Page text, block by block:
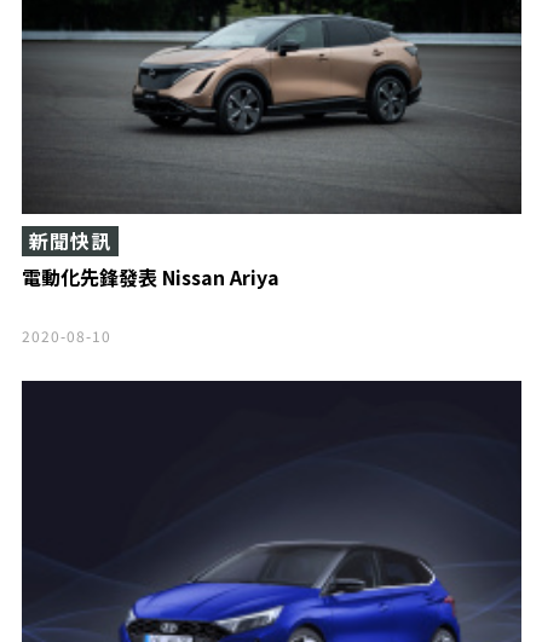
電動化先鋒發表 Nissan Ariya
新聞快訊
2020-08-10